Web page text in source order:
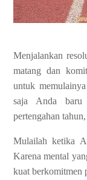
Menjalankan
matang dan
untuk
saja Anda
pertengahan
Mulailah ketika
Karena mental
kuat berkomitmen